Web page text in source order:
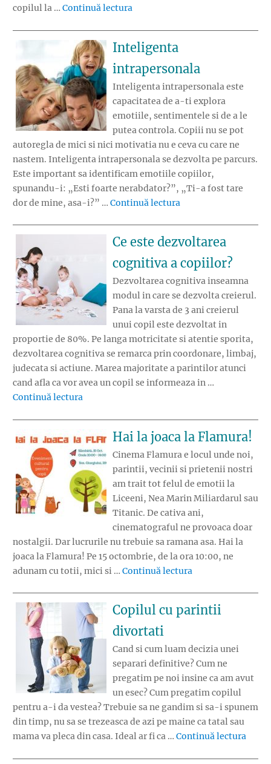
copilul la … Continuă lectura
Inteligenta
intrapersonala
Inteligenta intrapersonala este
capacitatea de a-ti explora
emotiile, sentimentele si de a le
putea controla. Copiii nu se pot
autoregla de mici si nici motivatia nu e ceva cu care ne
nastem. Inteligenta intrapersonala se dezvolta pe parcurs.
Este important sa identificam emotiile copiilor,
spunandu-i: „Esti foarte nerabdator?”, „Ti-a fost tare
dor de mine, asa-i?” … Continuă lectura
Ce este dezvoltarea
cognitiva a copiilor?
Dezvoltarea cognitiva inseamna
modul in care se dezvolta creierul.
Pana la varsta de 3 ani creierul
unui copil este dezvoltat in
proportie de 80%. Pe langa motricitate si atentie sporita,
dezvoltarea cognitiva se remarca prin coordonare, limbaj,
judecata si actiune. Marea majoritate a parintilor atunci
cand afla ca vor avea un copil se informeaza in …
Continuă lectura
Hai la joaca la Flamura!
Cinema Flamura e locul unde noi,
parintii, vecinii si prietenii nostri
am trait tot felul de emotii la
Liceeni, Nea Marin Miliardarul sau
Titanic. De cativa ani,
cinematograful ne provoaca doar
nostalgii. Dar lucrurile nu trebuie sa ramana asa. Hai la
joaca la Flamura! Pe 15 octombrie, de la ora 10:00, ne
adunam cu totii, mici si … Continuă lectura
Copilul cu parintii
divortati
Cand si cum luam decizia unei
separari definitive? Cum ne
pregatim pe noi insine ca am avut
un esec? Cum pregatim copilul
pentru a-i da vestea? Trebuie sa ne gandim si sa-i spunem
din timp, nu sa se trezeasca de azi pe maine ca tatal sau
mama va pleca din casa. Ideal ar fi ca … Continuă lectura